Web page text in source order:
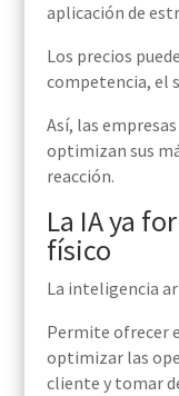
aplicación de
Los precios
competencia, el
Así, las
optimizan sus
reacción.
La IA ya
físico
La inteligencia
Permite ofrecer
optimizar las
cliente y tomar